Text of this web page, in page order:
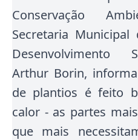
Conservação
Secretaria
Desenvolvimento
Arthur Borin,
de plantios é feito
calor - as partes
que mais